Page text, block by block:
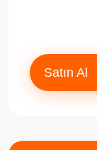
Satın Al